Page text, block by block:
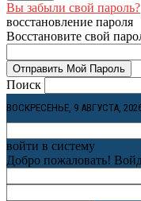
Вы забыли свой пароль?
восстановление пароля
Восстановите свой
Поиск
ВОСКРЕСЕНЬЕ, 9 АВГУСТА,
войти в систему
Добро пожаловать!